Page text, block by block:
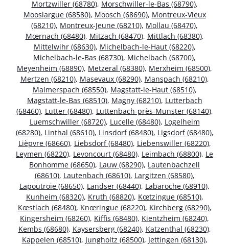
Mortzwiller (68780), Morschwiller-le-Bas (68790),
Mooslargue (68580), Moosch (68690), Montreux-Vieux
(68210), Montreux-Jeune (68210), Mollau (68470),
Mœrnach (68480), Mitzach (68470), Mittlach (68380),
Mittelwihr (68630), Michelbach-le-Haut (68220),
Michelbach-le-Bas (68730), Michelbach (68700),
Meyenheim (68890), Metzeral (68380), Merxheim (68500),
Mertzen (68210), Masevaux (68290), Manspach (68210),
Malmerspach (68550), Magstatt-le-Haut (68510),
Magstatt-le-Bas (68510), Magny (68210), Lutterbach
(68460), Lutter (68480), Luttenbach-près-Munster (68140),
Luemschwiller (68720), Lucelle (68480), Logelheim
(68280), Linthal (68610), Linsdorf (68480), Ligsdorf (68480),
Lièpvre (68660), Liebsdorf (68480), Liebenswiller (68220),
Leymen (68220), Levoncourt (68480), Leimbach (68800), Le
Bonhomme (68650), Lauw (68290), Lautenbachzell
(68610), Lautenbach (68610), Largitzen (68580),
Lapoutroie (68650), Landser (68440), Labaroche (68910),
Kunheim (68320), Kruth (68820), Kœtzingue (68510),
Kœstlach (68480), Knœringue (68220), Kirchberg (68290),
Kingersheim (68260), Kiffis (68480), Kientzheim (68240),
Kembs (68680), Kaysersberg (68240), Katzenthal (68230),
Kappelen (68510), Jungholtz (68500), Jettingen (68130),